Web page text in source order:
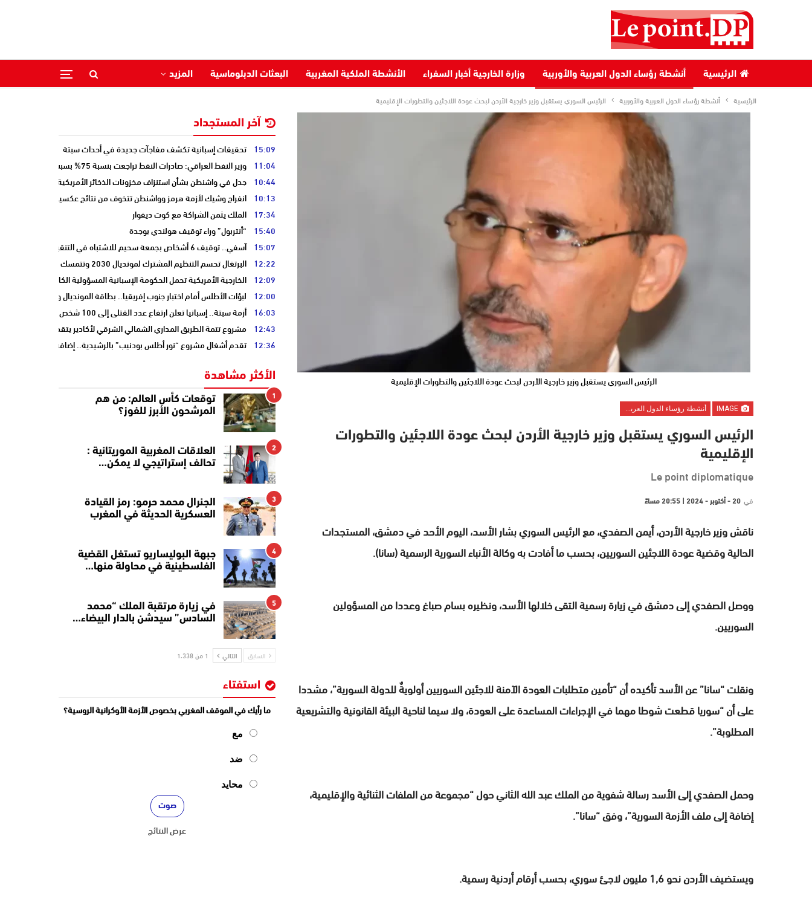
الرئيسية أنشطة رؤساء الدول العربية والأوربية وزارة الخارجية أخبار السفراء الأنشطة الملكية المغربية البعثات الدبلوماسية المزيد
الرئيسية أنشطة رؤساء الدول العربية والأوربية الرئيس السوري يستقبل وزير خارجية الأردن لبحث عودة اللاجئين والتطورات الإقليمية
الرئيس السوري يستقبل وزير خارجية الأردن لبحث عودة اللاجئين والتطورات الإقليمية
أنشطة رؤساء الدول العربية والأوربية
الرئيس السوري يستقبل وزير خارجية الأردن لبحث عودة اللاجئين والتطورات
الإقليمية
Le point diplomatique
في 20 - أكتوبر - 2024 | 20:55 مساءً
ناقش وزير خارجية الأردن، أيمن الصفدي، مع الرئيس السوري بشار الأسد، اليوم الأحد في دمشق، المستجدات
الحالية وقضية عودة اللاجئين السوريين، بحسب ما أفادت به وكالة الأنباء السورية الرسمية (سانا).
ووصل الصفدي إلى دمشق في زيارة رسمية التقى خلالها الأسد، ونظيره بسام صباغ وعددا من المسؤولين
السوريين.
ونقلت “سانا” عن الأسد تأكيده أن “تأمين متطلبات العودة الآمنة للاجئين السوريين أولويةٌ للدولة السورية”، مشددا
على أن “سوريا قطعت شوطا مهما في الإجراءات المساعدة على العودة، ولا سيما لناحية البيئة القانونية والتشريعية
المطلوبة”.
وحمل الصفدي إلى الأسد رسالة شفوية من الملك عبد الله الثاني حول “مجموعة من الملفات الثنائية والإقليمية،
إضافة إلى ملف الأزمة السورية”، وفق “سانا”.
ويستضيف الأردن نحو 1,6 مليون لاجئ سوري، بحسب أرقام أردنية رسمية.
آخر المستجداد
15:09 تحقيقات إسبانية تكشف مفاجآت جديدة في أحداث سبتة
11:04 وزير النفط العراقي: صادرات النفط تراجعت بنسبة 75% بسبب إغلاق هرمز
10:44 جدل في واشنطن بشأن استنزاف مخزونات الذخائر الأمريكية
10:13 انفراج وشيك لأزمة هرمز وواشنطن تتخوف من نتائج عكسية للتصعيد
17:34 الملك يثمن الشراكة مع كوت ديفوار
15:40 “أنتربول” وراء توقيف هولندي بوجدة
15:07 آسفي.. توقيف 6 أشخاص بجمعة سحيم للاشتباه في التنقيب عن الكنوز .
12:22 البرتغال تحسم التنظيم المشترك لمونديال 2030 وتتمسك بالشراكة مع المغرب وإسبانيا
12:09 الخارجية الأمريكية تحمل الحكومة الإسبانية المسؤولية الكاملة عن أزمة سبتة
12:00 لبؤات الأطلس أمام اختبار جنوب إفريقيا.. بطاقة المونديال ونصف النهائي
16:03 أزمة سبتة.. إسبانيا تعلن ارتفاع عدد القتلى إلى 100 شخص
12:43 مشروع تتمة الطريق المداري الشمالي الشرقي لأكادير يتقدم نحو مرحلة
12:36 تقدم أشغال مشروع “نور أطلس بودنيب” بالرشيدية.. إضافة 33 ميغاوات إلى الشبكة الوطنية
الأكثر مشاهدة
1
توقعات كأس العالم: من هم
المرشحون الأبرز للفوز؟
2
العلاقات المغربية الموريتانية :
تحالف إستراتيجي لا يمكن…
3
الجنرال محمد حرمو: رمز القيادة
العسكرية الحديثة في المغرب
4
جبهة البوليساريو تستغل القضية
الفلسطينية في محاولة منها…
5
في زيارة مرتقبة الملك “محمد
السادس” سيدشن بالدار البيضاء…
السابق التالي 1 من 1٬338
استفتاء
ما رأيك في الموقف المغربي بخصوص الأزمة الأوكرانية الروسية؟
مع
ضد
محايد
عرض النتائج